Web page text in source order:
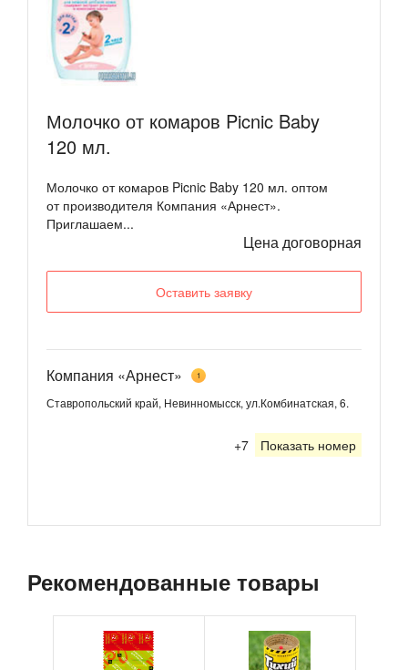
Молочко от комаров Picnic Baby
120 мл.
Молочко от комаров Picnic Baby 120 мл. оптом
от производителя Компания «Арнест».
Приглашаем...
Цена договорная
Оставить заявку
Компания «Арнест» 1
Ставропольский край, Невинномысск, ул.Комбинатская, 6.
+7 Показать номер
Рекомендованные товары